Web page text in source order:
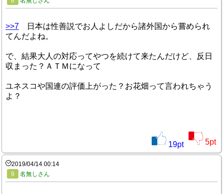
>>7 日本は性善説でお人よしだから諸外国から嘗められ
てんだよね。
で、結果大人の対応ってやつを続けて来たんだけど、反日
収まった？ＡＴＭになって
ユネスコや国連の評価上がった？お花畑って言われちゃう
よ？
19pt 5pt
2019/04/14 00:14
9
名無しさん